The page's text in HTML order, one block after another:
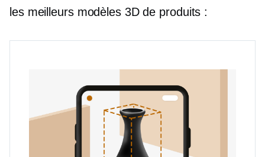
les meilleurs modèles 3D de produits :